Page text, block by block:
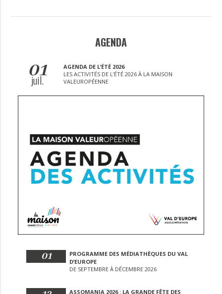
AGENDA
01
juil.
AGENDA DE L’ÉTÉ 2026
LES ACTIVITÉS DE L’ÉTÉ 2026 À LA MAISON
VALEUROPÉENNE
01
PROGRAMME DES MÉDIATHÈQUES DU VAL
D’EUROPE
DE SEPTEMBRE À DÉCEMBRE 2026
ASSOMANIA 2026 : LA GRANDE FÊTE DES